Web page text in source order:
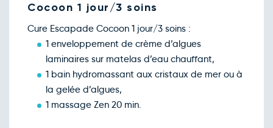
Cocoon 1 jour/3 soins
Cure Escapade Cocoon 1 jour/3 soins :
1 enveloppement de crème d’algues
laminaires sur matelas d’eau chauffant,
1 bain hydromassant aux cristaux de mer ou à
la gelée d’algues,
1 massage Zen 20 min.